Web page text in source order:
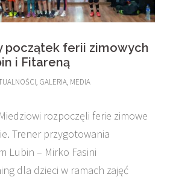
początek ferii zimowych
i Fitareną
, GALERIA, MEDIA
rozpoczęli ferie zimowe
Trener przygotowania
Lubin – Mirko Fasini
dla dzieci w ramach zajęć